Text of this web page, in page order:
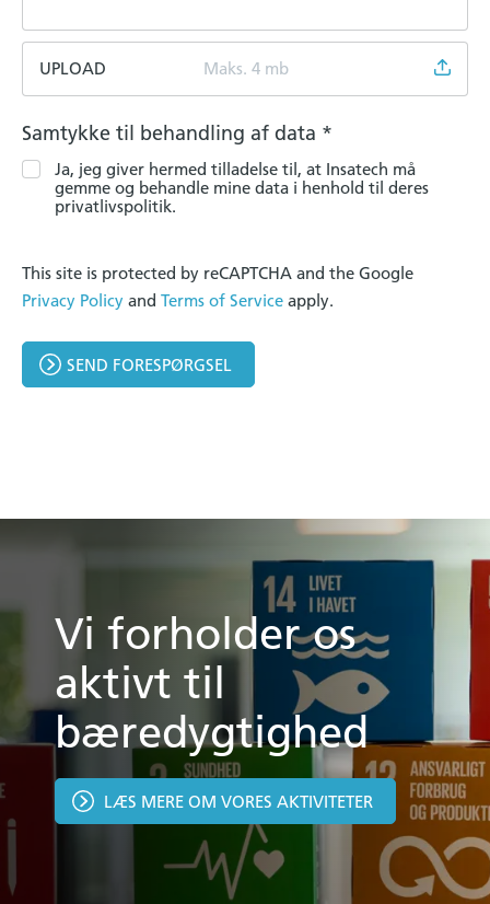
UPLOAD Maks. 4 mb
Samtykke til behandling af data *
Ja, jeg giver hermed tilladelse til, at Insatech må
gemme og behandle mine data i henhold til deres
privatlivspolitik.
This site is protected by reCAPTCHA and the Google
Privacy Policy and Terms of Service apply.
SEND FORESPØRGSEL
Vi forholder os
aktivt til
bæredygtighed
LÆS MERE OM VORES AKTIVITETER